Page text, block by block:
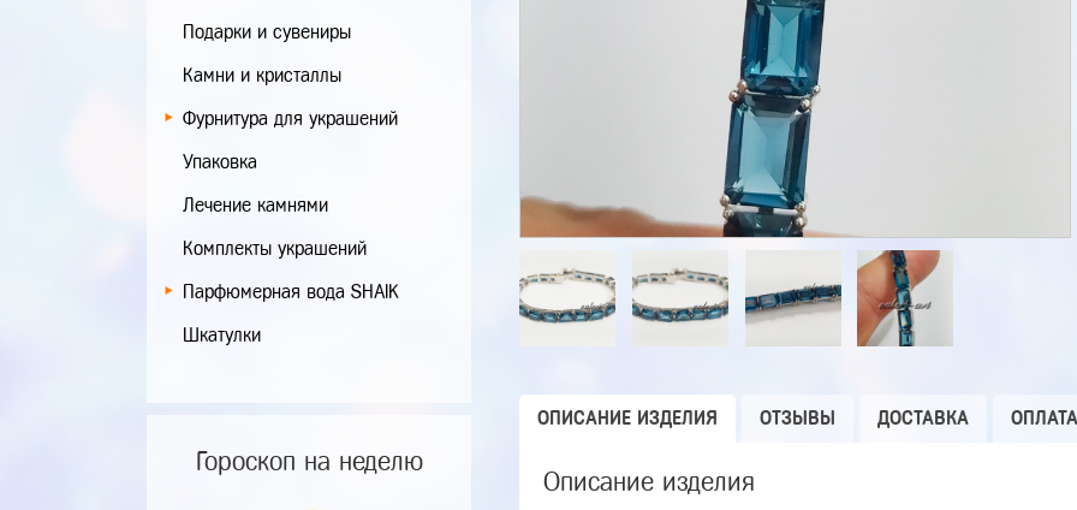
Подарки и сувениры
Камни и кристаллы
Фурнитура для украшений
Упаковка
Лечение камнями
Комплекты украшений
Парфюмерная вода SHAIK
Шкатулки
Гороскоп на неделю
ОПИСАНИЕ ИЗДЕЛИЯ ОТЗЫВЫ ДОСТАВКА ОПЛАТА
Описание изделия